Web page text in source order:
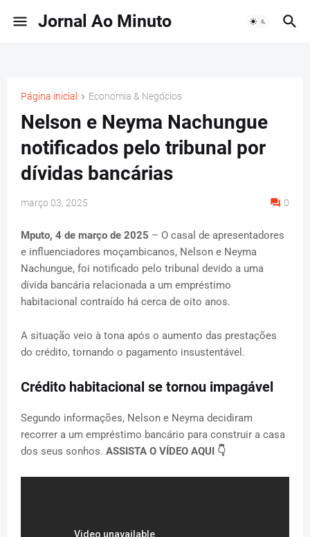
Jornal Ao Minuto
Página inicial Economia & Negócios
Nelson e Neyma Nachungue
notificados pelo tribunal por
dívidas bancárias
março 03, 2025 0
Mputo, 4 de março de 2025 – O casal de apresentadores
e influenciadores moçambicanos, Nelson e Neyma
Nachungue, foi notificado pelo tribunal devido a uma
dívida bancária relacionada a um empréstimo
habitacional contraído há cerca de oito anos.
A situação veio à tona após o aumento das prestações
do crédito, tornando o pagamento insustentável.
Crédito habitacional se tornou impagável
Segundo informações, Nelson e Neyma decidiram
recorrer a um empréstimo bancário para construir a casa
dos seus sonhos. ASSISTA O VÍDEO AQUI 👇